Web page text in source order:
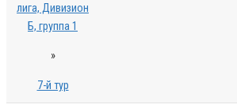
лига, Дивизион
Б, группа 1
»
7-й тур